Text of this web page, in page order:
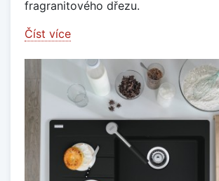
fragranitového dřezu.
Číst více